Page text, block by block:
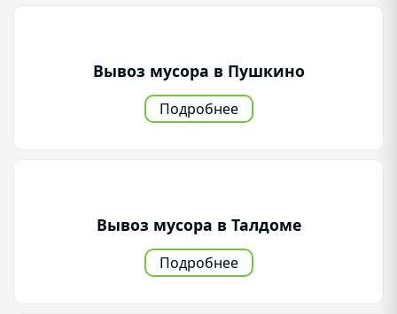
Вывоз мусора в Пушкино
Подробнее
Вывоз мусора в Талдоме
Подробнее